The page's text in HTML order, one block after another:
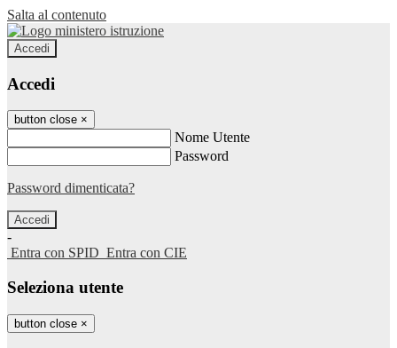
Salta al contenuto
Accedi
Accedi
button close ×
Nome Utente
Password
Password dimenticata?
-
Entra con SPID Entra con CIE
Seleziona utente
button close ×